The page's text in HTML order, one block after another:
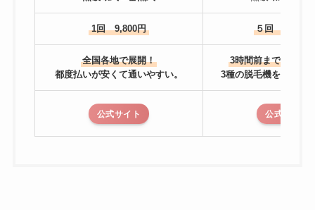
1回 9,800円 ５回 81,600
全国各地で展開！
都度払いが安くて通いやすい。
3時間前までキャン
3種の脱毛機を使い分
公式サイト 公式サイト